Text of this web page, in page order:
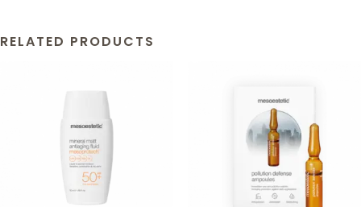
RELATED PRODUCTS